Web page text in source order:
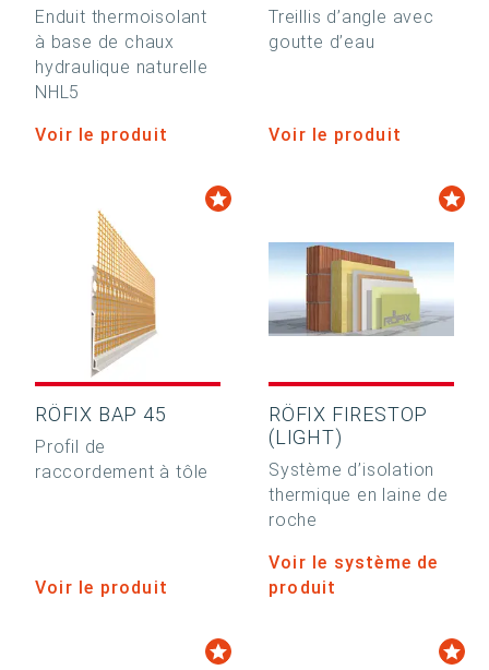
Enduit thermoisolant
à base de chaux
hydraulique naturelle
NHL5
Voir le produit
Treillis d’angle avec
goutte d’eau
Voir le produit
RÖFIX BAP 45
Profil de
raccordement à tôle
Voir le produit
RÖFIX FIRESTOP
(LIGHT)
Système d’isolation
thermique en laine de
roche
Voir le système de
produit